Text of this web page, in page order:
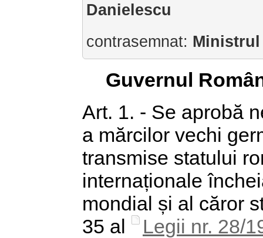
Danielescu
contrasemnat: Ministrul
Guvernul
Art. 1. - Se aprobă
a mărcilor vechi
transmise statului
internaționale
mondial și al căror
35 al
Legii nr. 28/